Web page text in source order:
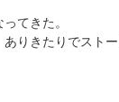
てきた。
りきたりでストー